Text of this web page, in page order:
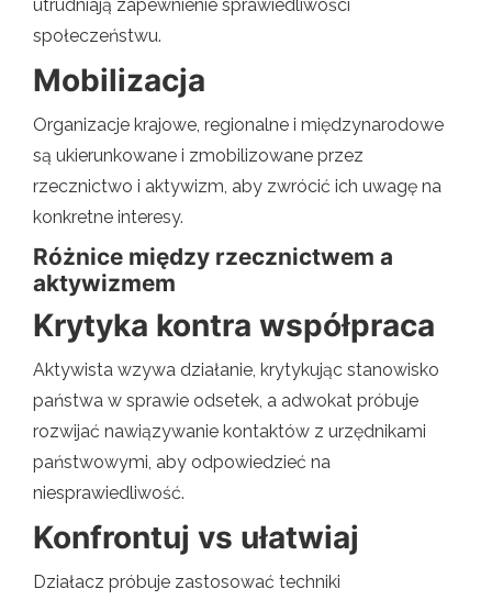
utrudniają zapewnienie sprawiedliwości
społeczeństwu.
Mobilizacja
Organizacje krajowe, regionalne i międzynarodowe
są ukierunkowane i zmobilizowane przez
rzecznictwo i aktywizm, aby zwrócić ich uwagę na
konkretne interesy.
Różnice między rzecznictwem a
aktywizmem
Krytyka kontra współpraca
Aktywista wzywa działanie, krytykując stanowisko
państwa w sprawie odsetek, a adwokat próbuje
rozwijać nawiązywanie kontaktów z urzędnikami
państwowymi, aby odpowiedzieć na
niesprawiedliwość.
Konfrontuj vs ułatwiaj
Działacz próbuje zastosować techniki